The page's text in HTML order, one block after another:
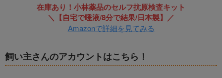
在庫あり！小林薬品のセルフ抗原検査キット
＼【自宅で唾液/8分で結果/日本製】／
Amazonで詳細を見てみる
飼い主さんのアカウントはこちら！